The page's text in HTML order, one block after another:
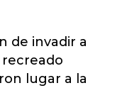
de invadir a
lugar a la